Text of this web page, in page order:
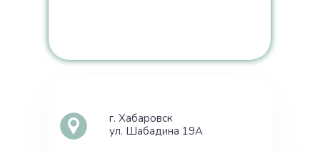
г. Хабаровск
ул. Шабадина 19А